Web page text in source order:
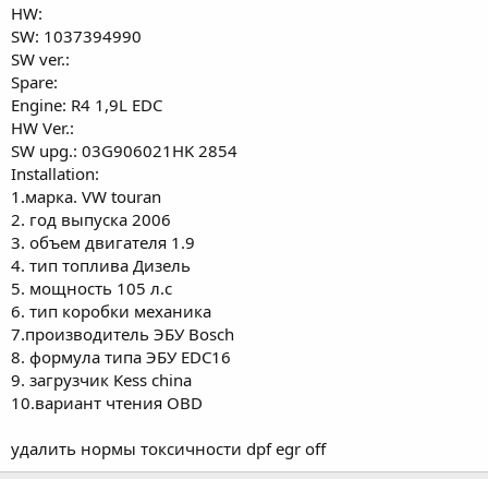
HW:
SW: 1037394990
SW ver.:
Spare:
Engine: R4 1,9L EDC
HW Ver.:
SW upg.: 03G906021HK 2854
Installation:
1.марка. VW touran
2. год выпуска 2006
3. объем двигателя 1.9
4. тип топлива Дизель
5. мощность 105 л.с
6. тип коробки механика
7.производитель ЭБУ Bosch
8. формула типа ЭБУ EDC16
9. загрузчик Kess china
10.вариант чтения OBD
удалить нормы токсичности dpf egr off